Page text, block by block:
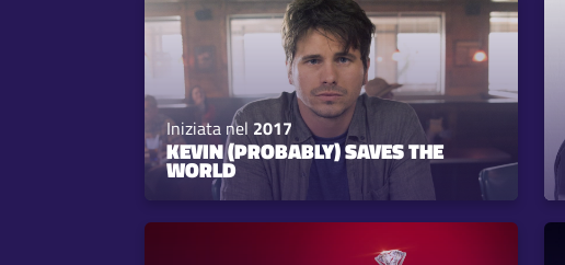
Iniziata nel 2017
KEVIN (PROBABLY) SAVES THE
WORLD